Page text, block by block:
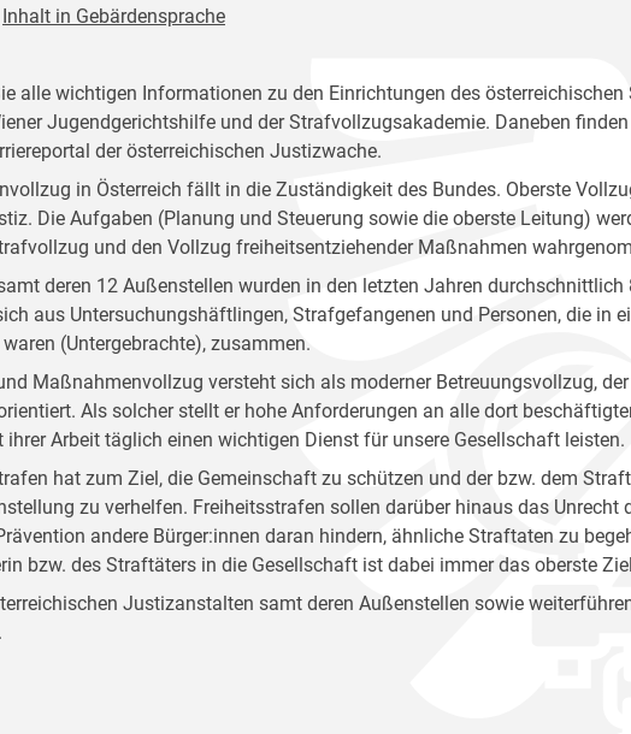
Inhalt in Gebärdensprache
alle wichtigen Informationen zu den Einrichtungen des
Jugendgerichtshilfe und der Strafvollzugsakademie. Daneben
der österreichischen Justizwache.
in Österreich fällt in die Zuständigkeit des Bundes. Oberste
Die Aufgaben (Planung und Steuerung sowie die oberste Leitung)
und den Vollzug freiheitsentziehender Maßnahmen
deren 12 Außenstellen wurden in den letzten Jahren durchschnittlich
aus Untersuchungshäftlingen, Strafgefangenen und Personen, die in
(Untergebrachte), zusammen.
Maßnahmenvollzug versteht sich als moderner Betreuungsvollzug,
Als solcher stellt er hohe Anforderungen an alle dort
Arbeit täglich einen wichtigen Dienst für unsere Gesellschaft leisten.
hat zum Ziel, die Gemeinschaft zu schützen und der bzw. dem
zu verhelfen. Freiheitsstrafen sollen darüber hinaus das Unrecht
andere Bürger:innen daran hindern, ähnliche Straftaten zu
bzw. des Straftäters in die Gesellschaft ist dabei immer das oberste
Justizanstalten samt deren Außenstellen sowie